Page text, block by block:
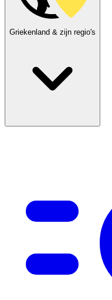
Griekenland & zijn regio's